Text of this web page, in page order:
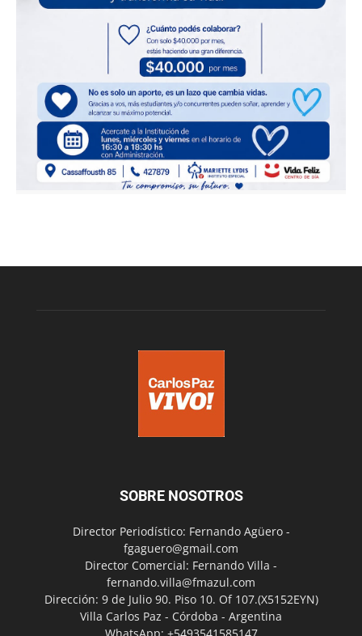
SOBRE NOSOTROS
Director Periodístico: Fernando Agüero -
fgaguero@gmail.com
Director Comercial: Fernando Villa -
fernando.villa@fmazul.com
Dirección: 9 de Julio 90. Piso 10. Of 107.(X5152EYN)
Villa Carlos Paz - Córdoba - Argentina